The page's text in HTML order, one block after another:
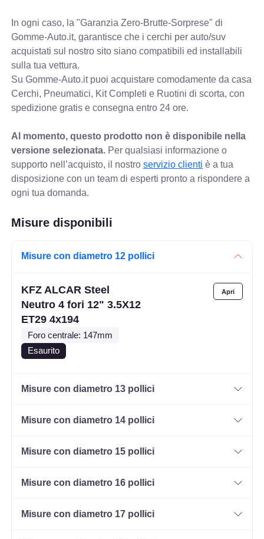
In ogni caso, la "Garanzia Zero-Brutte-Sorprese" di
Gomme-Auto.it, garantisce che i cerchi per auto/suv
acquistati sul nostro sito siano compatibili ed installabili
sulla tua vettura.
Su Gomme-Auto.it puoi acquistare comodamente da casa
Cerchi, Pneumatici, Kit Completi e Ruotini di scorta, con
spedizione gratis e consegna entro 24 ore.
Al momento, questo prodotto non è disponibile nella
versione selezionata. Per qualsiasi informazione o
supporto nell’acquisto, il nostroservizio clienti è a tua
disposizione con un team di esperti pronto a rispondere a
ogni tua domanda.
Misure disponibili
Misure con diametro 12 pollici
KFZ ALCAR Steel
Neutro 4 fori 12" 3.5X12
ET29 4x194
Foro centrale: 147mm
Esaurito
Misure con diametro 13 pollici
Misure con diametro 14 pollici
Misure con diametro 15 pollici
Misure con diametro 16 pollici
Misure con diametro 17 pollici